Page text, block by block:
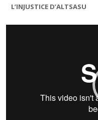
L’INJUSTICE D’ALTSASU
Lecteur